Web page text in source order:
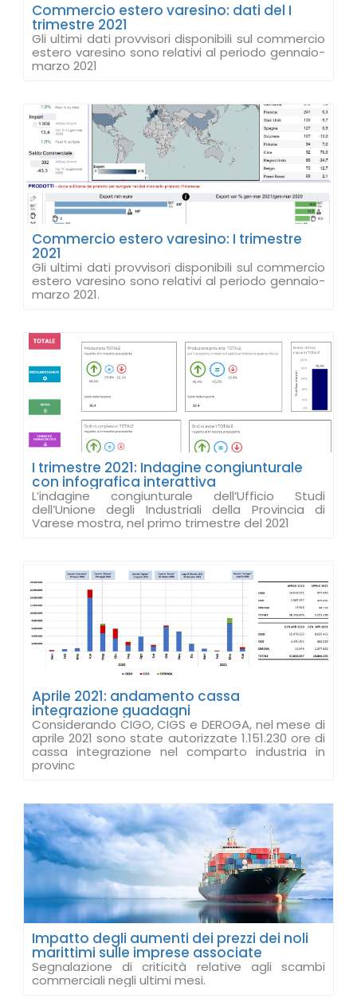
Commercio estero varesino: dati del I
trimestre 2021
Gli ultimi dati provvisori disponibili sul commercio
estero varesino sono relativi al periodo gennaio-
marzo 2021
Commercio estero varesino: I trimestre
2021
Gli ultimi dati provvisori disponibili sul commercio
estero varesino sono relativi al periodo gennaio-
marzo 2021.
I trimestre 2021: Indagine congiunturale
con infografica interattiva
L’indagine congiunturale dell’Ufficio Studi
dell’Unione degli Industriali della Provincia di
Varese mostra, nel primo trimestre del 2021
Aprile 2021: andamento cassa
integrazione guadagni
Considerando CIGO, CIGS e DEROGA, nel mese di
aprile 2021 sono state autorizzate 1.151.230 ore di
cassa integrazione nel comparto industria in
provinc
Impatto degli aumenti dei prezzi dei noli
marittimi sulle imprese associate
Segnalazione di criticità relative agli scambi
commerciali negli ultimi mesi.